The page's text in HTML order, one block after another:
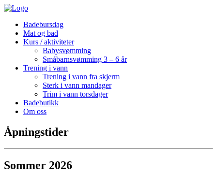
Badebursdag
Mat og bad
Kurs / aktiviteter
Babysvømming
Småbarnsvømming 3 – 6 år
Trening i vann
Trening i vann fra skjerm
Sterk i vann mandager
Trim i vann torsdager
Badebutikk
Om oss
Åpningstider
Sommer 2026